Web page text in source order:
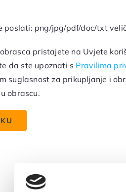
poslati: png/jpg/pdf/doc/txt
pristajete na Uvjete
da ste upoznati s Pravilima
suglasnost za prikupljanje i
obrascu.